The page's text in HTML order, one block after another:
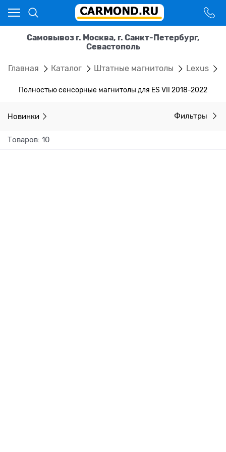
Самовывоз г. Москва, г. Санкт-Петербург,
Севастополь
Главная Каталог Штатные магнитолы Lexus
Полностью сенсорные магнитолы для ES VII 2018-2022
Новинки Фильтры
Товаров: 10